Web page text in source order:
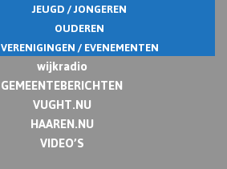
JEUGD / JONGEREN
OUDEREN
VERENIGINGEN / EVENEMENTEN
wijkradio
GEMEENTEBERICHTEN
VUGHT.NU
HAAREN.NU
VIDEO’S